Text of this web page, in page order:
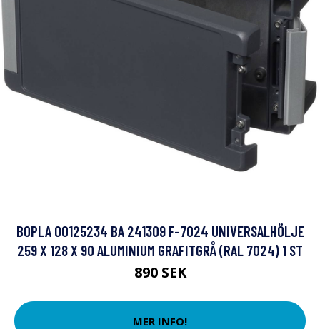
BOPLA 00125234 BA 241309 F-7024 UNIVERSALHÖLJE
259 X 128 X 90 ALUMINIUM GRAFITGRÅ (RAL 7024) 1 ST
890 SEK
MER INFO!